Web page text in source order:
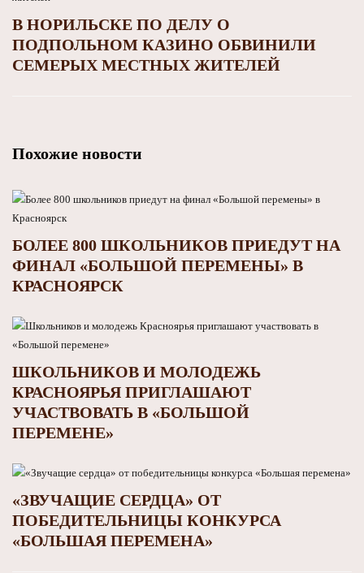
В НОРИЛЬСКЕ ПО ДЕЛУ О
ПОДПОЛЬНОМ КАЗИНО ОБВИНИЛИ
СЕМЕРЫХ МЕСТНЫХ ЖИТЕЛЕЙ
Похожие новости
БОЛЕЕ 800 ШКОЛЬНИКОВ ПРИЕДУТ НА
ФИНАЛ «БОЛЬШОЙ ПЕРЕМЕНЫ» В
КРАСНОЯРСК
ШКОЛЬНИКОВ И МОЛОДЕЖЬ
КРАСНОЯРЬЯ ПРИГЛАШАЮТ
УЧАСТВОВАТЬ В «БОЛЬШОЙ
ПЕРЕМЕНЕ»
«ЗВУЧАЩИЕ СЕРДЦА» ОТ
ПОБЕДИТЕЛЬНИЦЫ КОНКУРСА
«БОЛЬШАЯ ПЕРЕМЕНА»